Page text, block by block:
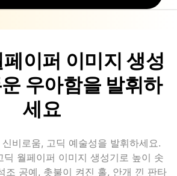
이퍼 이미지 생성
우아함을 발휘하
세요
비로움, 고딕 예술성을 발휘하세요.
월페이퍼 이미지 생성기로 높이 솟
조 공예, 촛불이 켜진 홀, 안개 낀 판타